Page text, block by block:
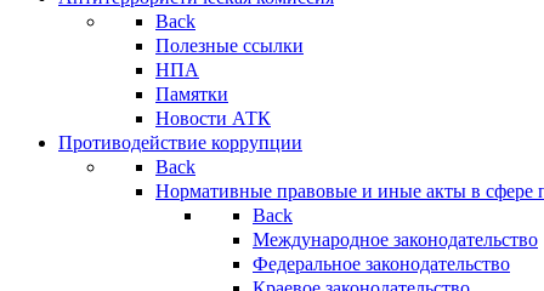
Back
Полезные ссылки
НПА
Памятки
Новости АТК
Противодействие коррупции
Back
Нормативные правовые и иные акты в сфере
Back
Международное законодательство
Федеральное законодательство